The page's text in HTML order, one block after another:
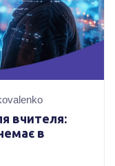
вчителя:
в